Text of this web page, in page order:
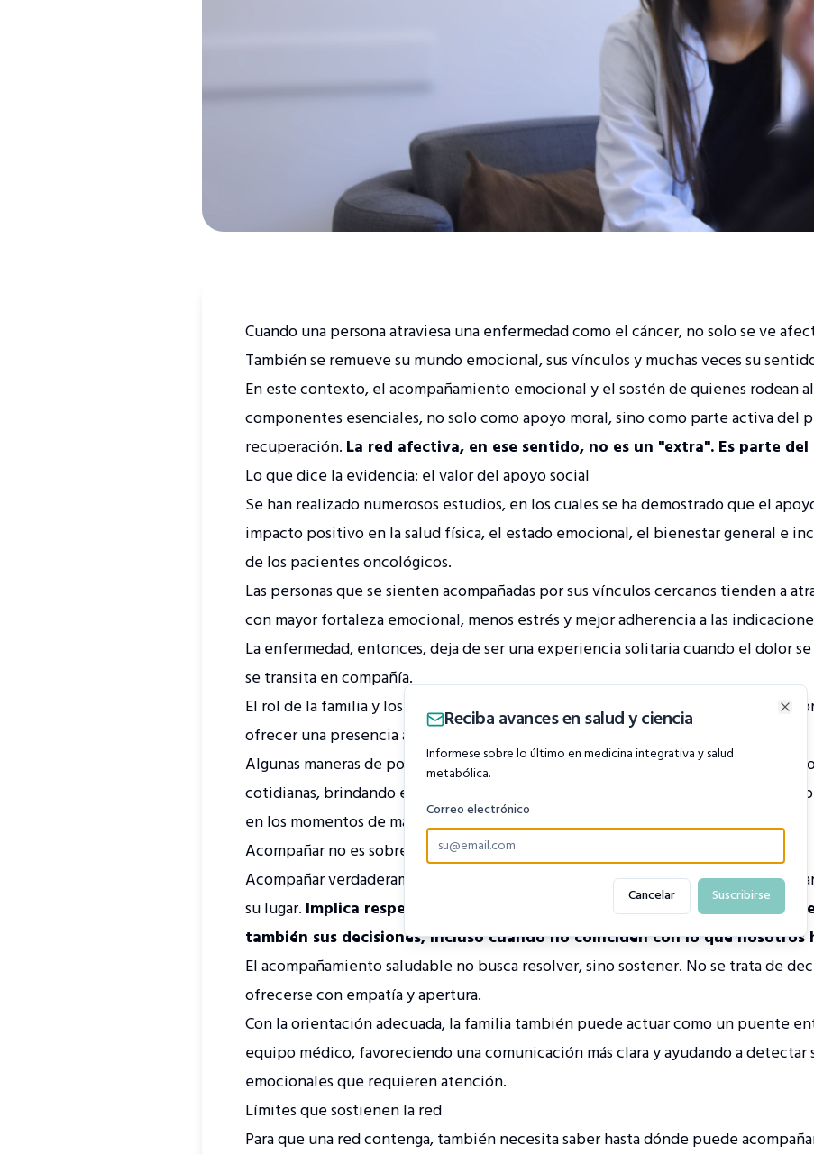
Cuando una persona atraviesa una enfermedad como el cáncer, no solo se ve
También se remueve su mundo emocional, sus vínculos y muchas veces su
En este contexto, el acompañamiento emocional y el sostén de quienes rodean
componentes esenciales, no solo como apoyo moral, sino como parte activa del
recuperación. La red afectiva, en ese sentido, no es un "extra". Es parte
Lo que dice la evidencia: el valor del apoyo social
Se han realizado numerosos estudios, en los cuales se ha demostrado que el
impacto positivo en la salud física, el estado emocional, el bienestar general e
de los pacientes oncológicos.
Las personas que se sienten acompañadas por sus vínculos cercanos tienden a
con mayor fortaleza emocional, menos estrés y mejor adherencia a las
La enfermedad, entonces, deja de ser una experiencia solitaria cuando el dolor
se transita en compañía.
El rol de la familia y los amigos es especialmente clave. No se trata solo de estar
ofrecer una presencia activa y amorosa.
Algunas maneras de poner esto en práctica, pueden ser por ejemplo, ayudando
cotidianas, brindando escucha sin juicios, preguntando en lugar de asumir.
en los momentos de mayor vulnerabilidad
Acompañar no es sobreproteger.
Acompañar verdaderamente a alguien que atraviesa una enfermedad implica
su lugar. Implica respetar el tiempo del otro, su manera de afrontar el
también sus decisiones, incluso cuando no coinciden con lo que nosotros
El acompañamiento saludable no busca resolver, sino sostener. No se trata de
ofrecerse con empatía y apertura.
Con la orientación adecuada, la familia también puede actuar como un puente
equipo médico, favoreciendo una comunicación más clara y ayudando a detectar
emocionales que requieren atención.
Límites que sostienen la red
Para que una red contenga, también necesita saber hasta dónde puede
Reciba avances en salud y ciencia
Informese sobre lo último en medicina integrativa y salud
metabólica.
Correo electrónico
Cancelar Suscribirse